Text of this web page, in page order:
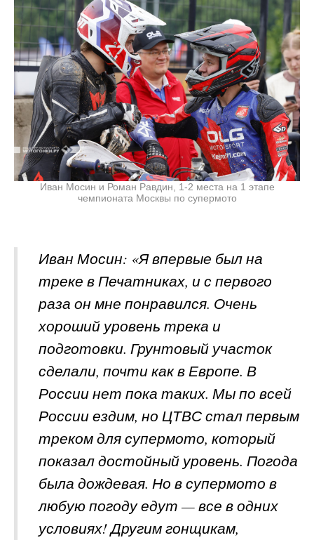
Иван Мосин и Роман Равдин, 1-2 места на 1 этапе
чемпионата Москвы по супермото
Иван Мосин: «Я впервые был на
треке в Печатниках, и с первого
раза он мне понравился. Очень
хороший уровень трека и
подготовки. Грунтовый участок
сделали, почти как в Европе. В
России нет пока таких. Мы по всей
России ездим, но ЦТВС стал первым
треком для супермото, который
показал достойный уровень. Погода
была дождевая. Но в супермото в
любую погоду едут — все в одних
условиях! Другим гонщикам,